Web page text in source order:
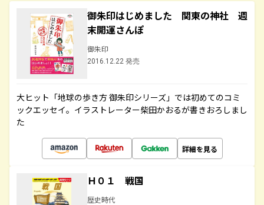
御朱印はじめました 関東の神社 週
末開運さんぽ
御朱印
2016.12.22 発売
大ヒット「地球の歩き方 御朱印シリーズ」では初めてのコミ
ックエッセイ。イラストレーター柴田かおるが書きおろしまし
た
詳細を見る
Ｈ０１ 戦国
歴史時代